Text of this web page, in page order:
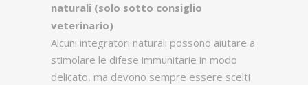
naturali (solo sotto consiglio
veterinario)
Alcuni integratori naturali possono aiutare a
stimolare le difese immunitarie in modo
delicato, ma devono sempre essere scelti